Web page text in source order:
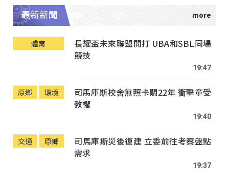
最新新聞
體育
長耀盃未來聯盟開打 UBA和SBL同場
競技
19:47
原鄉 環境
司馬庫斯校舍無照卡關22年 衝擊童受
教權
19:40
交通 原鄉
司馬庫斯災後復建 立委前往考察盤點
需求
19:37